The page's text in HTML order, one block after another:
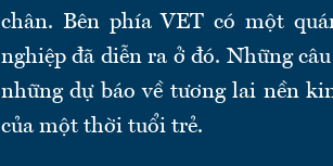
chân. Bên phía VET có một
nghiệp đã diễn ra ở đó. Những
những dự báo về tương lai nền
của một thời tuổi trẻ.